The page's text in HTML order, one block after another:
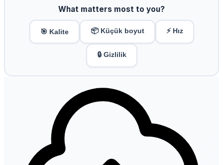
What matters most to you?
🎯 Kalite 📦 Küçük boyut ⚡ Hız
🔒 Gizlilik